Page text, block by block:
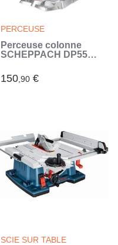
PERCEUSE
Perceuse colonne
SCHEPPACH DP55
(Bleu)
150,90 €
SCIE SUR TABLE